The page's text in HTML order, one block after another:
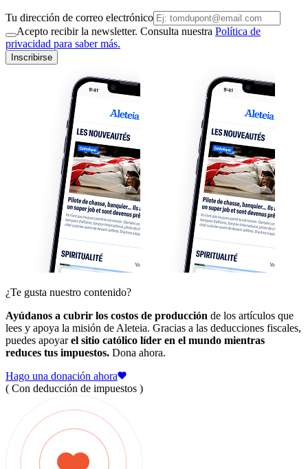
Tu dirección de correo electrónico
Acepto recibir la newsletter. Consulta nuestra Política de
privacidad para saber más.
Inscribirse
¿Te gusta nuestro contenido?
Ayúdanos a cubrir los costos de producción de los artículos que
lees y apoya la misión de Aleteia. Gracias a las deducciones fiscales,
puedes apoyarel sitio católico líder en el mundo mientras
reduces tus impuestos. Dona ahora.
Hago una donación ahora
( Con deducción de impuestos )